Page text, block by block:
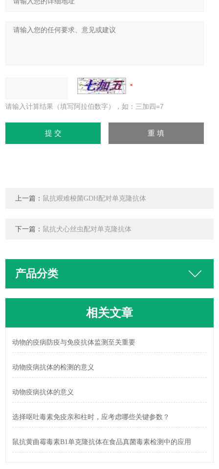
请输入计算结果（填写阿拉伯数字），如：三加四=7
上一篇： 鼠抗艰难梭菌GDH配对单克隆抗体
下一篇： 鼠抗犬心丝虫配对单克隆抗体
产品分类
相关文章
动物的疫病防疫与免疫抗体监测至关重要
动物疫病抗体的检测的意义
动物疫病抗体的意义
选择呕吐毒素免疫亲和柱时，应考虑哪些关键参数？
鼠抗黄曲霉毒素B1单克隆抗体在食品真菌毒素检测中的应用